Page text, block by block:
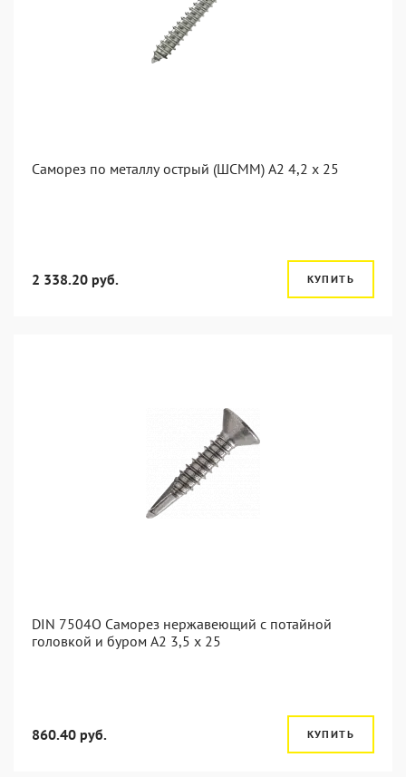
Саморез по металлу острый (ШСММ) А2 4,2 x 25
2 338.20 руб. КУПИТЬ
DIN 7504O Саморез нержавеющий с потайной
головкой и буром А2 3,5 x 25
860.40 руб. КУПИТЬ